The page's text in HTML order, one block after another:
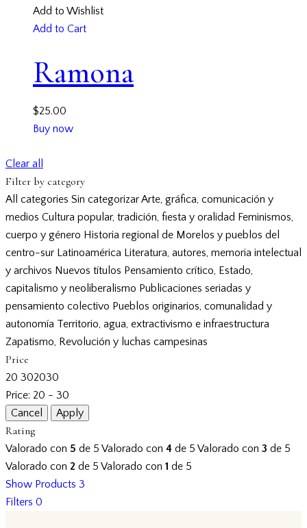
Add to Wishlist
Add to Cart
Ramona
$25.00
Buy now
Clear all
Filter by category
All categories Sin categorizarArte, gráfica, comunicación y
medios Cultura popular, tradición, fiesta y oralidad Feminismos,
cuerpo y género Historia regional de Morelos y pueblos del
centro-sur Latinoamérica Literatura, autores, memoria intelectual
y archivos Nuevos títulos Pensamiento crítico, Estado,
capitalismo y neoliberalismo Publicaciones seriadas y
pensamiento colectivo Pueblos originarios, comunalidad y
autonomía Territorio, agua, extractivismo e infraestructura
Zapatismo, Revolución y luchas campesinas
Price
20 302030
Price: 20 - 30
Rating
Valorado con 5 de 5 Valorado con 4 de 5 Valorado con 3 de 5
Valorado con 2 de 5 Valorado con 1 de 5
Show Products 3
Filters 0